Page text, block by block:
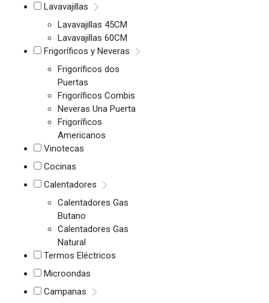
Lavavajillas
Lavavajillas 45CM
Lavavajillas 60CM
Frigoríficos y Neveras
Frigoríficos dos
Puertas
Frigoríficos Combis
Neveras Una Puerta
Frigoríficos
Americanos
Vinotecas
Cocinas
Calentadores
Calentadores Gas
Butano
Calentadores Gas
Natural
Termos Eléctricos
Microondas
Campanas